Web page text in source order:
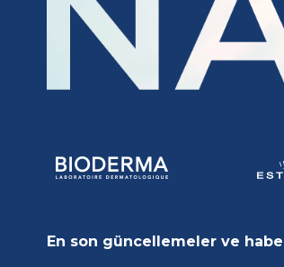
En son güncellemeler ve